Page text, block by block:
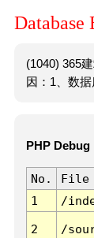
Database
(1040) 365
因：1、数
PHP Debug
No. File
1
/
2 /